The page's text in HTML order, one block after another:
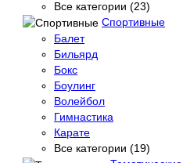
Все категории (23)
Спортивные
Балет
Бильярд
Бокс
Боулинг
Волейбол
Гимнастика
Карате
Все категории (19)